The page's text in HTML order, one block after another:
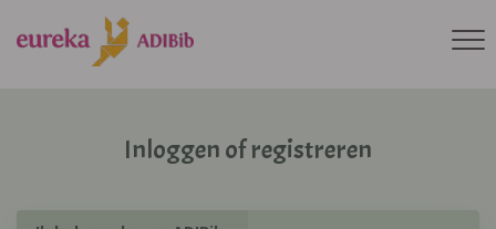
Inloggen of registreren